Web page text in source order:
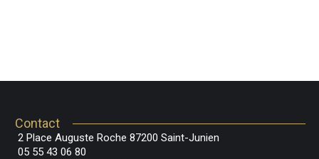
Contact
2 Place Auguste Roche 87200 Saint-Junien
05 55 43 06 80